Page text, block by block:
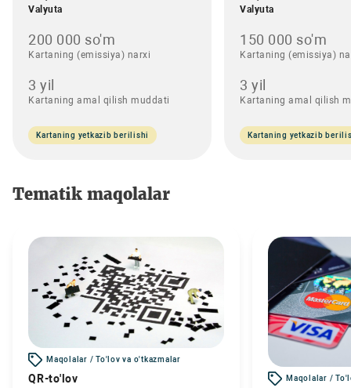
Valyuta
200 000 so'm
Kartaning (emissiya) narxi
3 yil
Kartaning amal qilish muddati
Kartaning yetkazib berilishi
Valyuta
150 000 so'm
Kartaning (emissiya)
3 yil
Kartaning amal qilish
Kartaning yetkazib
Tematik maqolalar
Maqolalar / To'lov va o'tkazmalar
QR-to'lov Maqolalar /